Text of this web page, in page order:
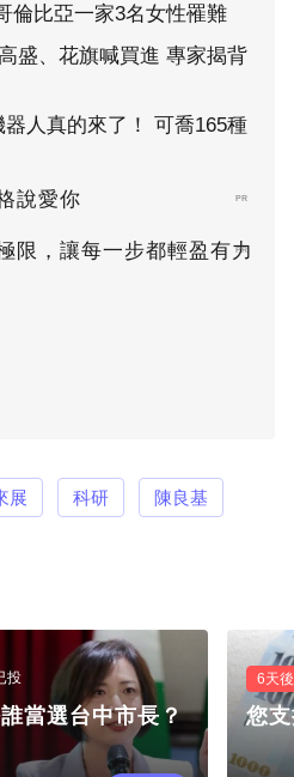
倫比亞一家3名女性罹難
盛、花旗喊買進 專家揭背
人真的來了！ 可喬165種
說愛你 PR
限，讓每一步都輕盈有力
PR
展 科研 陳良基
投
當選台中市長？
6天
您